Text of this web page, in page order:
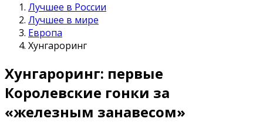
Лучшее в России
Лучшее в мире
Европа
Хунгароринг
Хунгароринг: первые
Королевские гонки за
«железным занавесом»